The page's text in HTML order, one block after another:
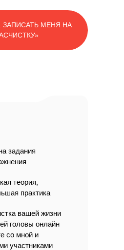
ЗАПИСАТЬ МЕНЯ НА
задания
теория,
практика
вашей жизни
головы онлайн
со мной и
участниками